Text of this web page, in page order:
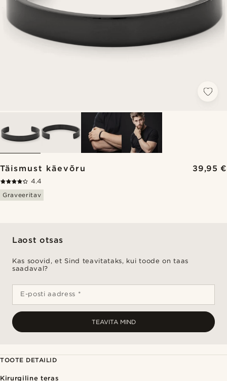
Täismust käevõru 39,95 €
4.4
Graveeritav
Laost otsas
Kas soovid, et Sind teavitataks, kui toode on taas
saadaval?
E-posti aadress *
TEAVITA MIND
TOOTE DETAILID
Kirurgiline teras